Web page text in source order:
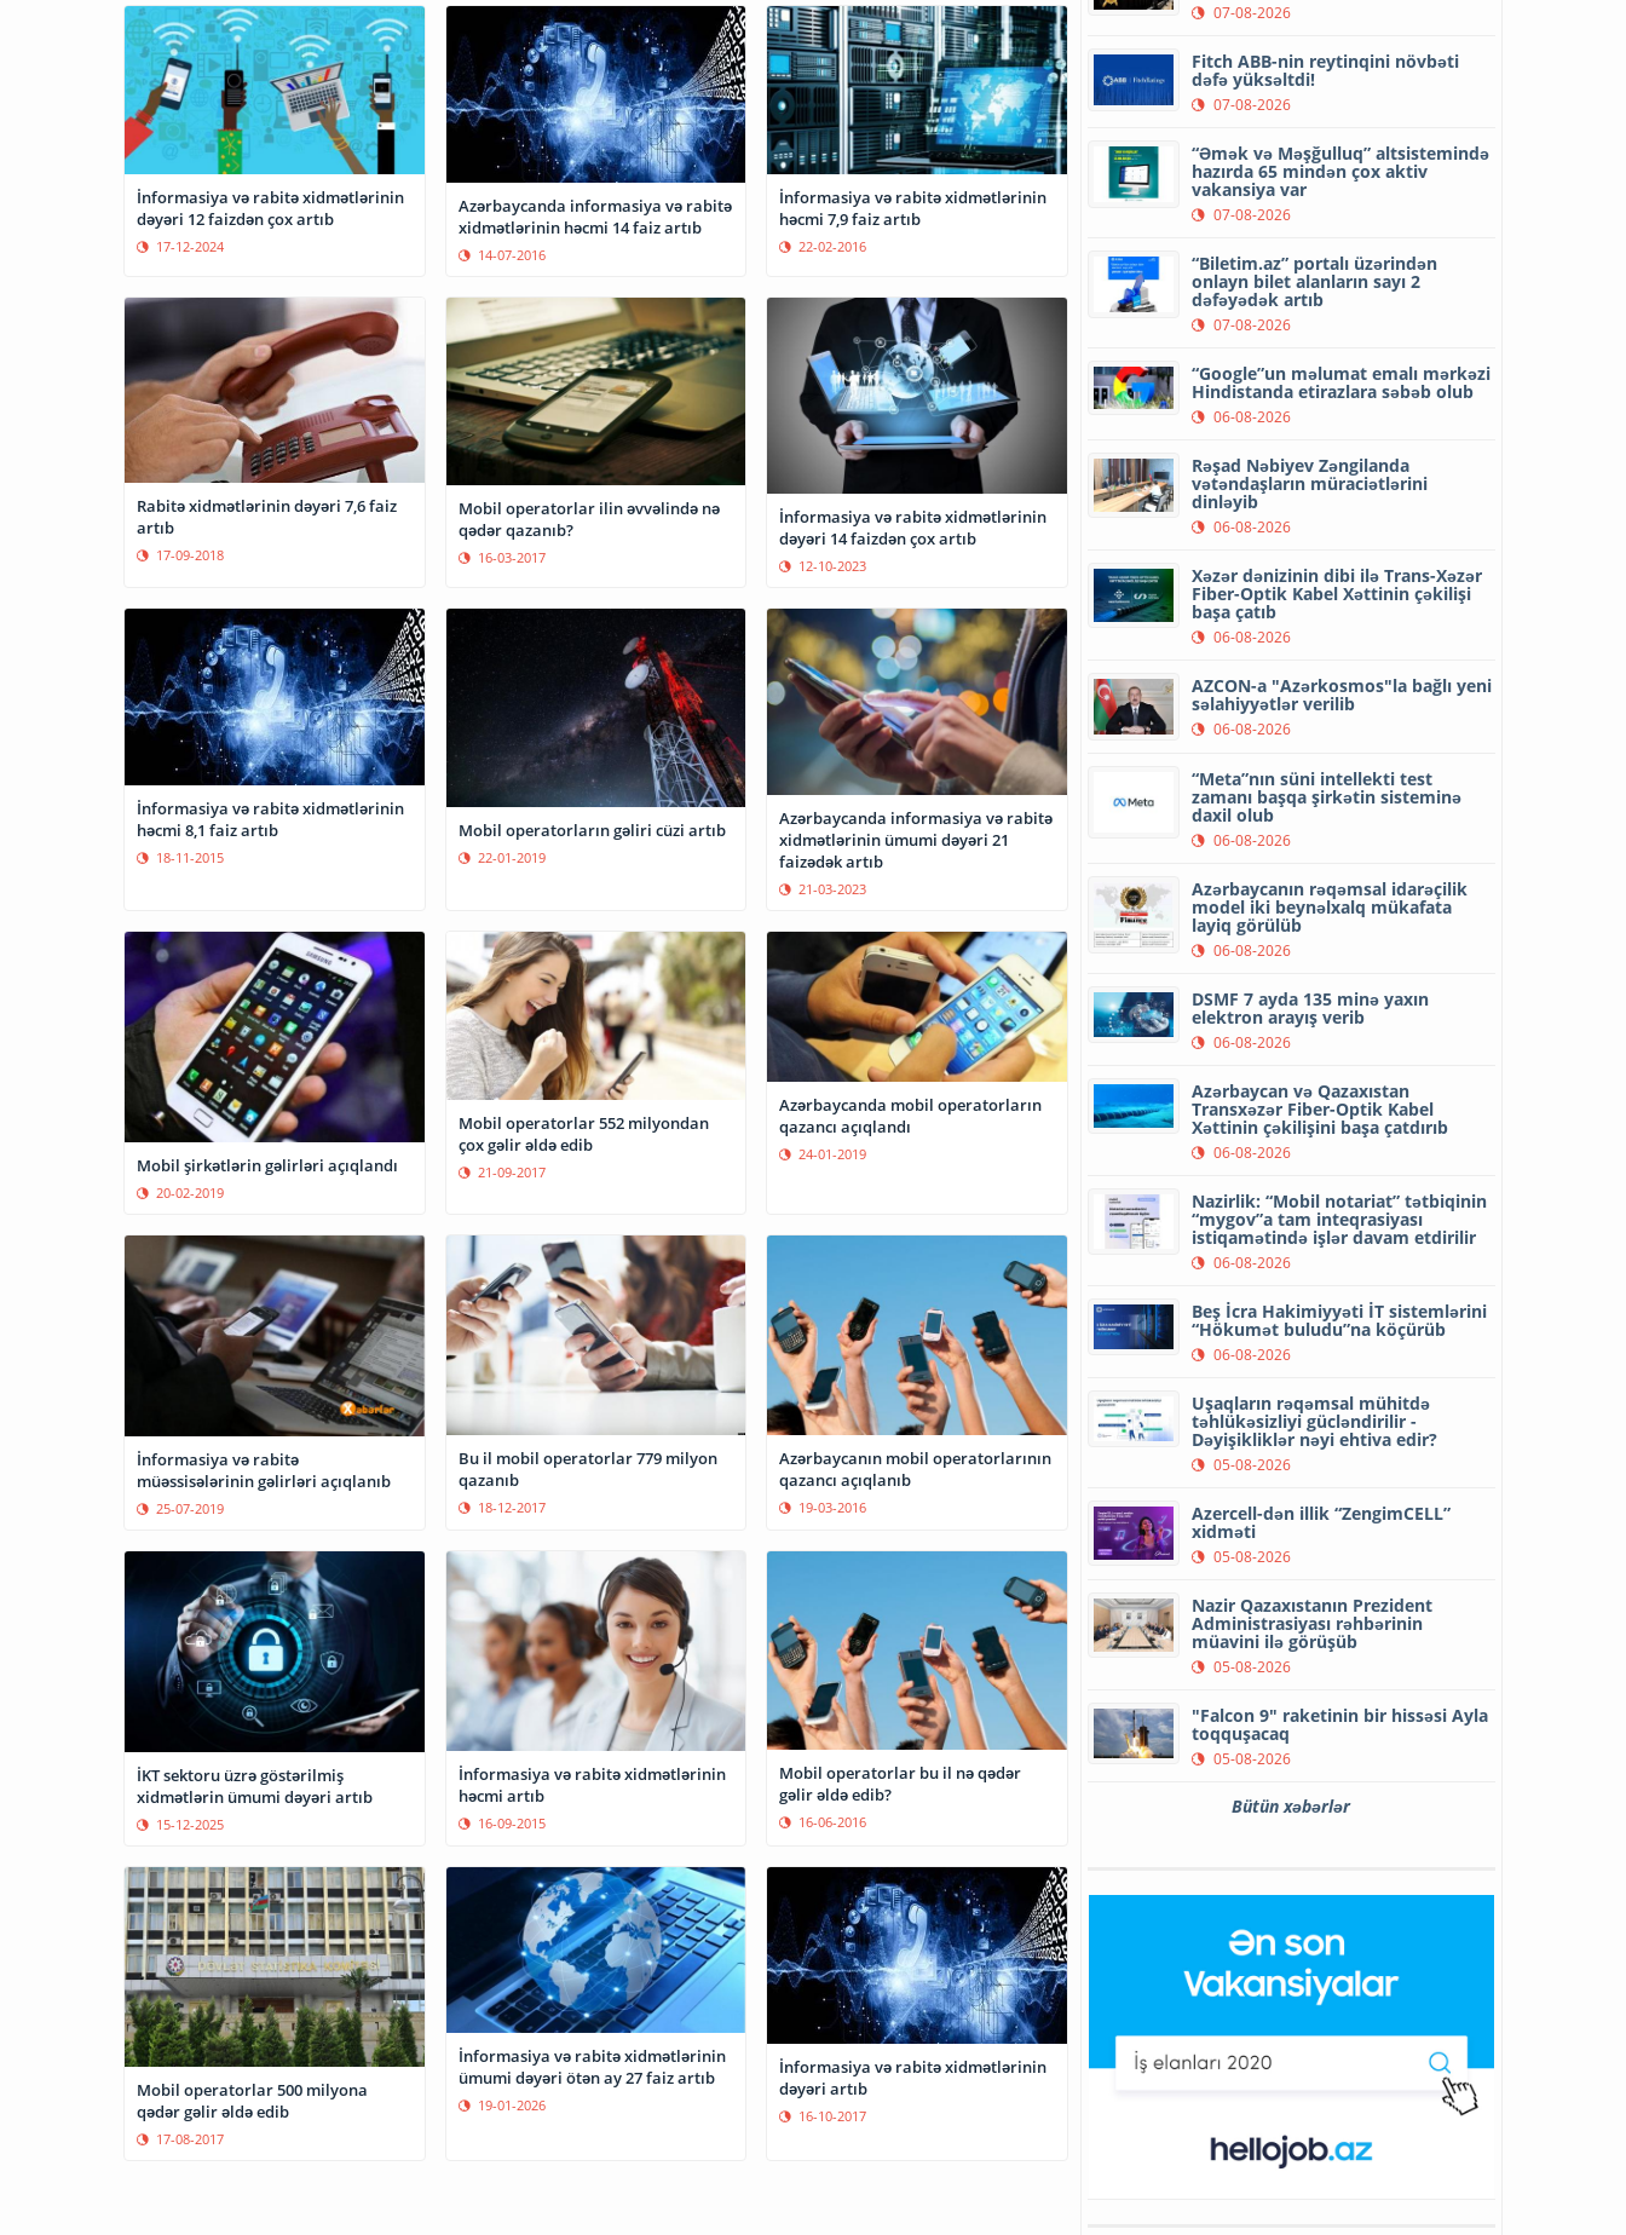
İnformasiya və rabitə xidmətlərinin
dəyəri 12 faizdən çox artıb
17-12-2024
Azərbaycanda informasiya və rabitə
xidmətlərinin həcmi 14 faiz artıb
14-07-2016
İnformasiya və rabitə xidmətlərinin
həcmi 7,9 faiz artıb
22-02-2016
Rabitə xidmətlərinin dəyəri 7,6 faiz
artıb
17-09-2018
Mobil operatorlar ilin əvvəlində nə
qədər qazanıb?
16-03-2017
İnformasiya və rabitə xidmətlərinin
dəyəri 14 faizdən çox artıb
12-10-2023
İnformasiya və rabitə xidmətlərinin
həcmi 8,1 faiz artıb
18-11-2015
Mobil operatorların gəliri cüzi artıb
22-01-2019
Azərbaycanda informasiya və rabitə
xidmətlərinin ümumi dəyəri 21
faizədək artıb
21-03-2023
Mobil şirkətlərin gəlirləri açıqlandı
20-02-2019
Mobil operatorlar 552 milyondan
çox gəlir əldə edib
21-09-2017
Azərbaycanda mobil operatorların
qazancı açıqlandı
24-01-2019
İnformasiya və rabitə
müəssisələrinin gəlirləri açıqlanıb
25-07-2019
Bu il mobil operatorlar 779 milyon
qazanıb
18-12-2017
Azərbaycanın mobil operatorlarının
qazancı açıqlanıb
19-03-2016
İKT sektoru üzrə göstərilmiş
xidmətlərin ümumi dəyəri artıb
15-12-2025
İnformasiya və rabitə xidmətlərinin
həcmi artıb
16-09-2015
Mobil operatorlar bu il nə qədər
gəlir əldə edib?
16-06-2016
Mobil operatorlar 500 milyona
qədər gəlir əldə edib
17-08-2017
İnformasiya və rabitə xidmətlərinin
ümumi dəyəri ötən ay 27 faiz artıb
19-01-2026
İnformasiya və rabitə xidmətlərinin
dəyəri artıb
16-10-2017
07-08-2026
Fitch ABB-nin reytinqini növbəti
dəfə yüksəltdi!
07-08-2026
“Əmək və Məşğulluq” altsistemində
hazırda 65 mindən çox aktiv
vakansiya var
07-08-2026
“Biletim.az” portalı üzərindən
onlayn bilet alanların sayı 2
dəfəyədək artıb
07-08-2026
“Google”un məlumat emalı mərkəzi
Hindistanda etirazlara səbəb olub
06-08-2026
Rəşad Nəbiyev Zəngilanda
vətəndaşların müraciətlərini
dinləyib
06-08-2026
Xəzər dənizinin dibi ilə Trans-Xəzər
Fiber-Optik Kabel Xəttinin çəkilişi
başa çatıb
06-08-2026
AZCON-a "Azərkosmos"la bağlı yeni
səlahiyyətlər verilib
06-08-2026
“Meta”nın süni intellekti test
zamanı başqa şirkətin sisteminə
daxil olub
06-08-2026
Azərbaycanın rəqəmsal idarəçilik
model iki beynəlxalq mükafata
layiq görülüb
06-08-2026
DSMF 7 ayda 135 minə yaxın
elektron arayış verib
06-08-2026
Azərbaycan və Qazaxıstan
Transxəzər Fiber-Optik Kabel
Xəttinin çəkilişini başa çatdırıb
06-08-2026
Nazirlik: “Mobil notariat” tətbiqinin
“mygov”a tam inteqrasiyası
istiqamətində işlər davam etdirilir
06-08-2026
Beş İcra Hakimiyyəti İT sistemlərini
“Hökumət buludu”na köçürüb
06-08-2026
Uşaqların rəqəmsal mühitdə
təhlükəsizliyi gücləndirilir -
Dəyişikliklər nəyi ehtiva edir?
05-08-2026
Azercell-dən illik “ZengimCELL”
xidməti
05-08-2026
Nazir Qazaxıstanın Prezident
Administrasiyası rəhbərinin
müavini ilə görüşüb
05-08-2026
"Falcon 9" raketinin bir hissəsi Ayla
toqquşacaq
05-08-2026
Bütün xəbərlər